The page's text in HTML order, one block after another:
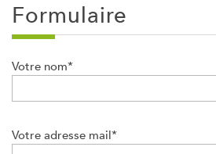
formulaire
Votre nom*
Votre adresse mail*